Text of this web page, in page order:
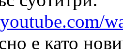
е като